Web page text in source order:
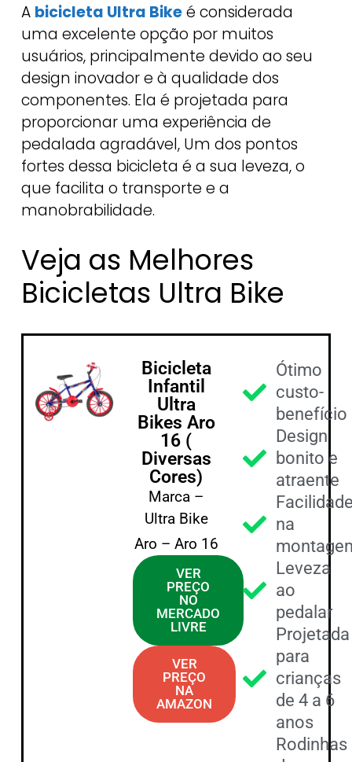
A bicicleta Ultra Bikeé considerada
uma excelente opção por muitos
usuários, principalmente devido ao seu
design inovador e à qualidade dos
componentes. Ela é projetada para
proporcionar uma experiência de
pedalada agradável, Um dos pontos
fortes dessa bicicleta é a sua leveza, o
que facilita o transporte e a
manobrabilidade.
Veja as Melhores
Bicicletas Ultra Bike
Bicicleta
Infantil
Ultra
Bikes Aro
16 (
Diversas
Cores)
Marca –
Ultra Bike
Aro – Aro 16
VER
PREÇO
NO
MERCADO
LIVRE
VER
PREÇO
NA
AMAZON
Ótimo
custo-
benefício
Design
bonito e
atraente
na
Leveza
ao
pedalar
Projetada
para
crianças
de 4 a 6
anos
Rodinhas